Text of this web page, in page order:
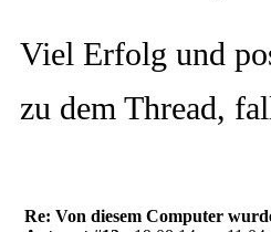
Viel Erfolg und
zu dem Thread,
Re: Von diesem Computer